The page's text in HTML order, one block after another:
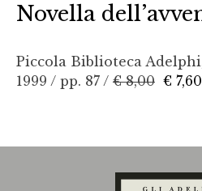
Novella
Piccola Biblioteca
1999 / pp. 87 / € 8,00 € 7,60